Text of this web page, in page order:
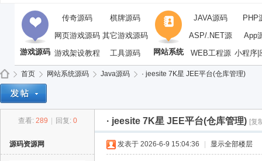
游戏源码
传奇源码
棋牌源码
网页游戏源码 其它游戏源码
游戏架设教程
工具源码 网站系统
JAVA源码
PHP
ASP/.NET源
码
App
WEB工程源
码
小程序|
首页
›
网站系统源码 Java源码
›
· jeesite 7K星 JEE平台(仓库管理)
查看: 289 回复: 0 · jeesite 7K星 JEE平台(仓库管理) [复
源码资源网 发表于 2026-6-9 15:04:36 显示全部楼层